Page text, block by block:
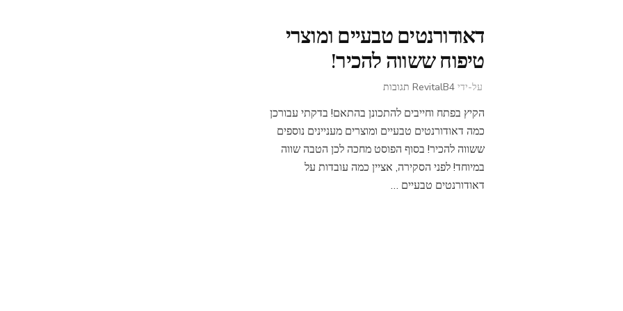
דאודורנטים טבעיים ומוצרי
טיפוח ששווה להכיר!
על-ידי RevitalB4 תגובות
טבעיים
ומוצרי
טיפוח
להכיר!
הקיץ בפתח וחייבים להתכונן בהתאם! בדקתי עבורכן
כמה דאודורנטים טבעיים ומוצרים מעניינים נוספים
ששווה להכיר! בסוף הפוסט מחכה לכן הטבה שווה
במיוחד! לפני הסקירה, אציין כמה עובדות על
דאודורנטים טבעיים …